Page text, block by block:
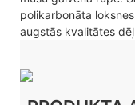
polikarbonāta
augstās kvalitātes